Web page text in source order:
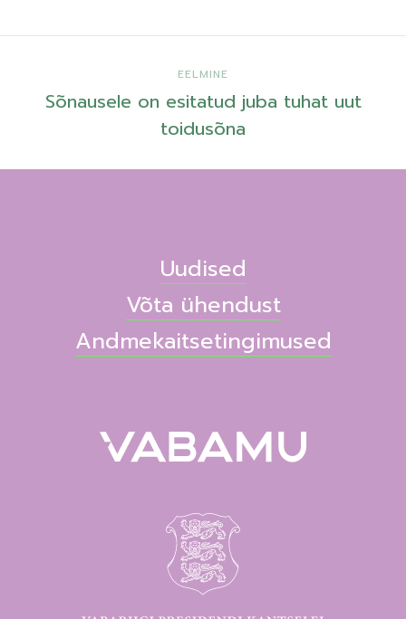
EELMINE
Sõnausele on esitatud juba tuhat uut
toidusõna
Uudised
Võta ühendust
Andmekaitsetingimused